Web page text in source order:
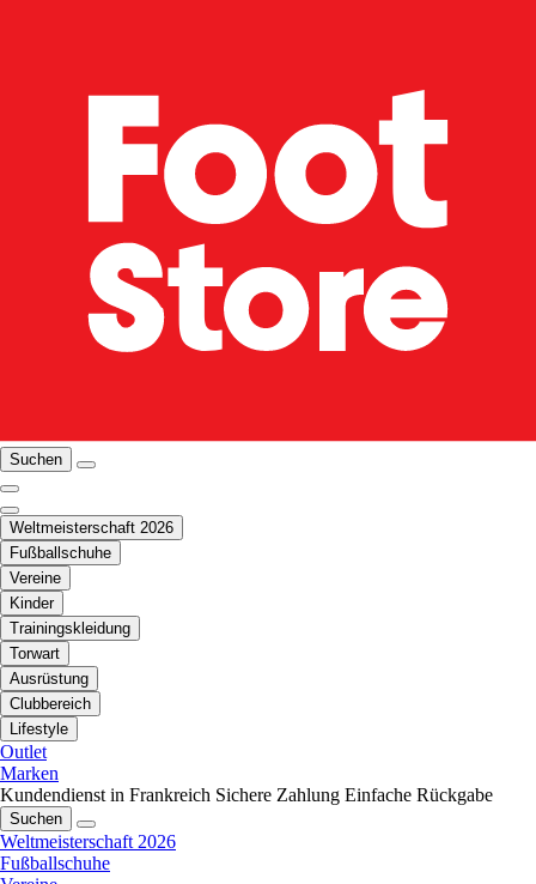
Suchen
Weltmeisterschaft 2026
Fußballschuhe
Vereine
Kinder
Trainingskleidung
Torwart
Ausrüstung
Clubbereich
Lifestyle
Outlet
Marken
Kundendienst in Frankreich Sichere Zahlung Einfache Rückgabe
Suchen
Weltmeisterschaft 2026
Fußballschuhe